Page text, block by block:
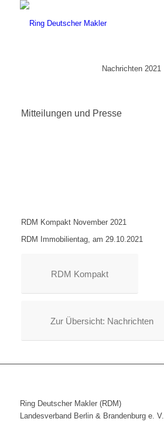
Nachrichten 2021
Mitteilungen und Presse
RDM Kompakt November 2021
RDM Immobilientag, am 29.10.2021
RDM Kompakt
Zur Übersicht: Nachrichten
Ring Deutscher Makler (RDM)
Landesverband Berlin & Brandenburg e. V.